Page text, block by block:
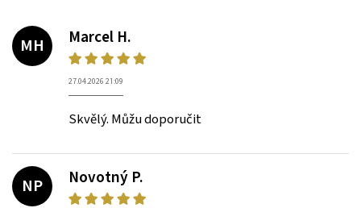
MH
Marcel H.
27.04.2026 21:09
Skvělý. Můžu doporučit
NP
Novotný P.